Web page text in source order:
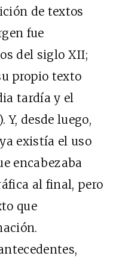
de textos
fue
del siglo XII;
propio texto
tardía y el
Y, desde luego,
existía el uso
encabezaba
al final, pero
que